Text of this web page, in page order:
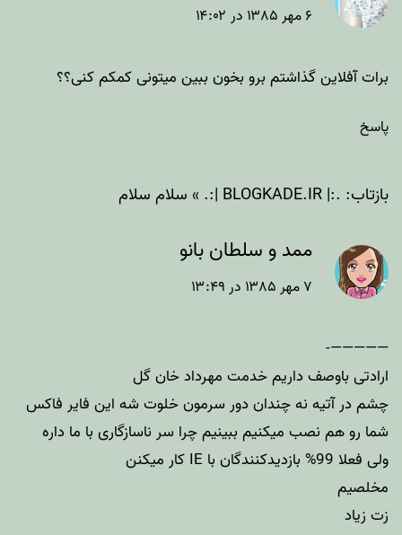
۶ مهر ۱۳۸۵ در ۱۴:۰۲
برات آفلاین گذاشتم برو بخون ببین میتونی کمکم کنی؟؟
پاسخ
بازتاب: .:| BLOGKADE.IR |:. » سلام سلام
ممد و سلطان بانو
۷ مهر ۱۳۸۵ در ۱۳:۴۹
—————-
ارادتی باوصف داریم خدمت مهرداد خان گل
چشم در آتیه نه چندان دور سرمون خلوت شه این فایر فاکس
شما رو هم نصب میکنیم ببینیم چرا سر ناسازگاری با ما داره
ولی فعلا 99% بازدیدکنندگان با IE کار میکنن
مخلصیم
زت زیاد